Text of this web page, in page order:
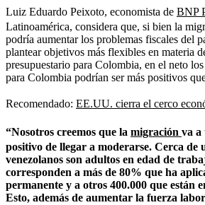
Luiz Eduardo Peixoto, economista de BNP
Latinoamérica, considera que, si bien la
podría aumentar los problemas fiscales del
plantear objetivos más flexibles en materia
presupuestario para Colombia, en el neto
para Colombia podrían ser más positivos
Recomendado: EE.UU. cierra el cerco
“Nosotros creemos que la migración va a
positivo de llegar a moderarse. Cerca de
venezolanos son adultos en edad de
corresponden a más de 80% que ha
permanente y a otros 400.000 que están
Esto, además de aumentar la fuerza